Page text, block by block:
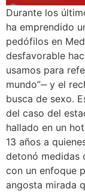
Durante los
ha emprendido
pedófilos en
desfavorable
usamos para
mundo”‒ y el
busca de sexo.
del caso del
hallado en un
13 años a
detonó medidas
con un enfoque
angosta mirada